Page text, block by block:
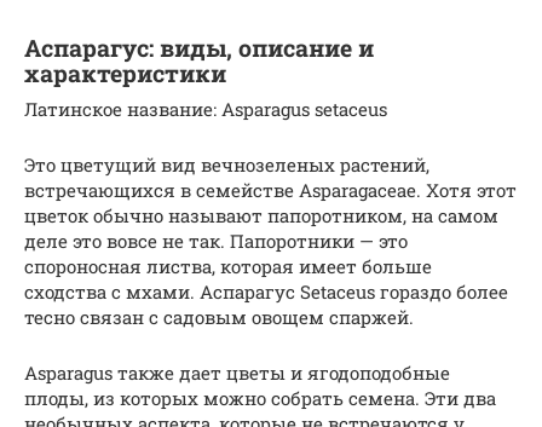
Аспарагус: виды, описание и
характеристики
Латинское название: Asparagus setaceus
Это цветущий вид вечнозеленых растений,
встречающихся в семействе Asparagaceae. Хотя этот
цветок обычно называют папоротником, на самом
деле это вовсе не так. Папоротники — это
спороносная листва, которая имеет больше
сходства с мхами. Аспарагус Setaceus гораздо более
тесно связан с садовым овощем спаржей.
Asparagus также дает цветы и ягодоподобные
плоды, из которых можно собрать семена. Эти два